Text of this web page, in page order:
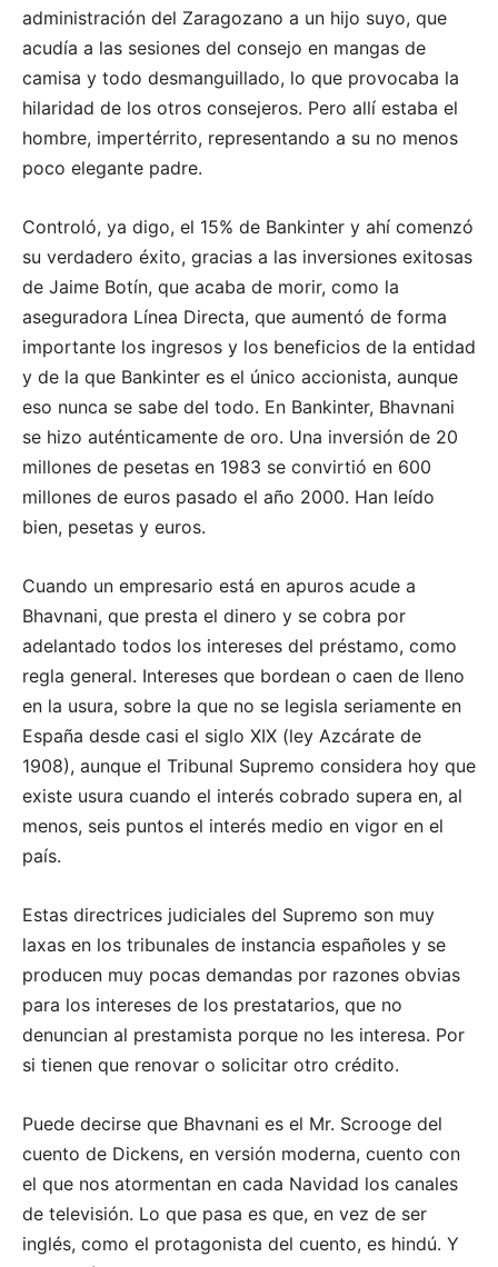
administración del Zaragozano a un hijo suyo, que
acudía a las sesiones del consejo en mangas de
camisa y todo desmanguillado, lo que provocaba la
hilaridad de los otros consejeros. Pero allí estaba el
hombre, impertérrito, representando a su no menos
poco elegante padre.
Controló, ya digo, el 15% de Bankinter y ahí comenzó
su verdadero éxito, gracias a las inversiones exitosas
de Jaime Botín, que acaba de morir, como la
aseguradora Línea Directa, que aumentó de forma
importante los ingresos y los beneficios de la entidad
y de la que Bankinter es el único accionista, aunque
eso nunca se sabe del todo. En Bankinter, Bhavnani
se hizo auténticamente de oro. Una inversión de 20
millones de pesetas en 1983 se convirtió en 600
millones de euros pasado el año 2000. Han leído
bien, pesetas y euros.
Cuando un empresario está en apuros acude a
Bhavnani, que presta el dinero y se cobra por
adelantado todos los intereses del préstamo, como
regla general. Intereses que bordean o caen de lleno
en la usura, sobre la que no se legisla seriamente en
España desde casi el siglo XIX (ley Azcárate de
1908), aunque el Tribunal Supremo considera hoy que
existe usura cuando el interés cobrado supera en, al
menos, seis puntos el interés medio en vigor en el
país.
Estas directrices judiciales del Supremo son muy
laxas en los tribunales de instancia españoles y se
producen muy pocas demandas por razones obvias
para los intereses de los prestatarios, que no
denuncian al prestamista porque no les interesa. Por
si tienen que renovar o solicitar otro crédito.
Puede decirse que Bhavnani es el Mr. Scrooge del
cuento de Dickens, en versión moderna, cuento con
el que nos atormentan en cada Navidad los canales
de televisión. Lo que pasa es que, en vez de ser
inglés, como el protagonista del cuento, es hindú. Y